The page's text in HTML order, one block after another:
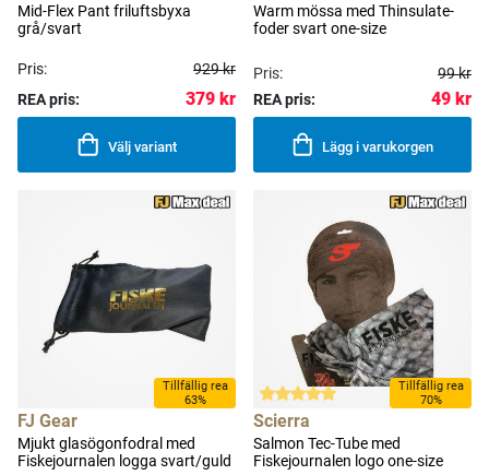
Mid-Flex Pant friluftsbyxa
grå/svart
Pris:
929 kr
REA pris:
379 kr
Välj variant
Warm mössa med Thinsulate-
foder svart one-size
Pris:
99 kr
REA pris:
49 kr
Lägg i varukorgen
Tillfällig rea
63%
FJ Gear
Mjukt glasögonfodral med
Fiskejournalen logga svart/guld
Tillfällig rea
70%
Scierra
Salmon Tec-Tube med
Fiskejournalen logo one-size